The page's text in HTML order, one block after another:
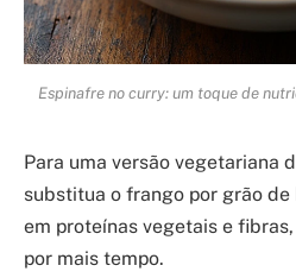
Espinafre no curry: um toque de
Para uma versão vegetariana
substitua o frango por grão
em proteínas vegetais e
por mais tempo.